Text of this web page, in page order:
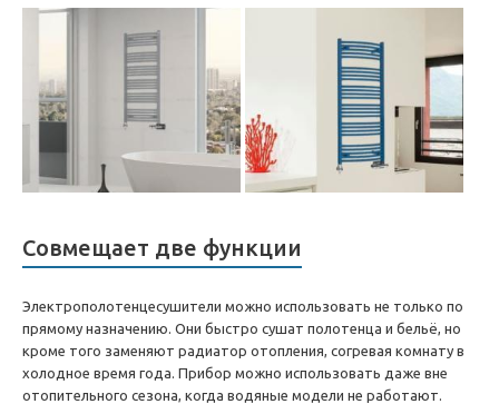
Совмещает две функции
Электрополотенцесушители можно использовать не только по
прямому назначению. Они быстро сушат полотенца и бельё, но
кроме того заменяют радиатор отопления, согревая комнату в
холодное время года. Прибор можно использовать даже вне
отопительного сезона, когда водяные модели не работают.